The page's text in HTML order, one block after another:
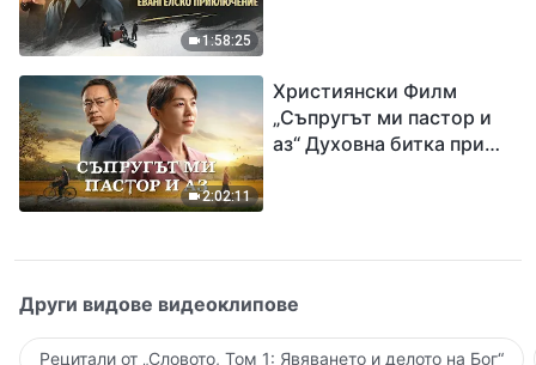
1:58:25
Исус
2:02:11
Християнски Филм
„Съпругът ми пастор и
аз“ Духовна битка при
Други видове видеоклипове
Рецитали от „Словото, Том 1: Явяването и делото на Бог“